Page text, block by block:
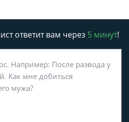
ответит вам через 5 минут!